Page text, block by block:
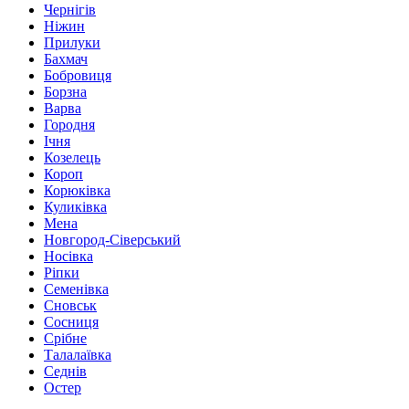
Чернігів
Ніжин
Прилуки
Бахмач
Бобровиця
Борзна
Варва
Городня
Ічня
Козелець
Короп
Корюківка
Куликівка
Мена
Новгород-Сіверський
Носівка
Ріпки
Семенівка
Сновськ
Сосниця
Срібне
Талалаївка
Седнів
Остер